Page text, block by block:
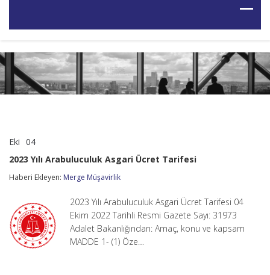
Eki 04
Arabuluculuk
Asgari
Ücret
2023 Yılı Arabuluculuk Asgari Ücret Tarifesi
Haberi Ekleyen: Merge Müşavirlik
2023 Yılı Arabuluculuk Asgari Ücret Tarifesi 04
Ekim 2022 Tarihli Resmi Gazete Sayı: 31973
Adalet Bakanlığından: Amaç, konu ve kapsam
MADDE 1- (1) Öze…